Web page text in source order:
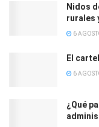
Nidos
rurales
6
El
6
¿Qué